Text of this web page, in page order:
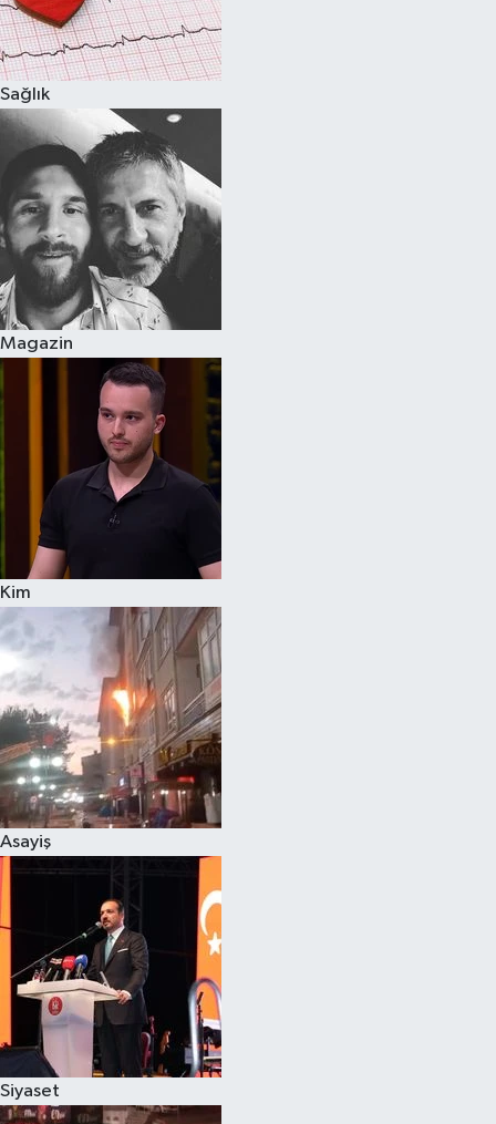
Sağlık
Magazin
Kim
Asayiş
Siyaset
Spor
Çocuk
Eğitim
Hava Durumu
Kadın
Kim kimdir?
Kültür Sanat
Sağlık
Siyaset
Teknoloji
Televizyon
Yaşam-Çevre